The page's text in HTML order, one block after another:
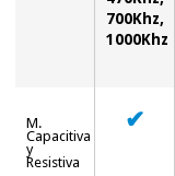
sanitário
fitness e
pilates
700Khz,
1000Khz
M.
Capacitiva
y
Resistiva
✔